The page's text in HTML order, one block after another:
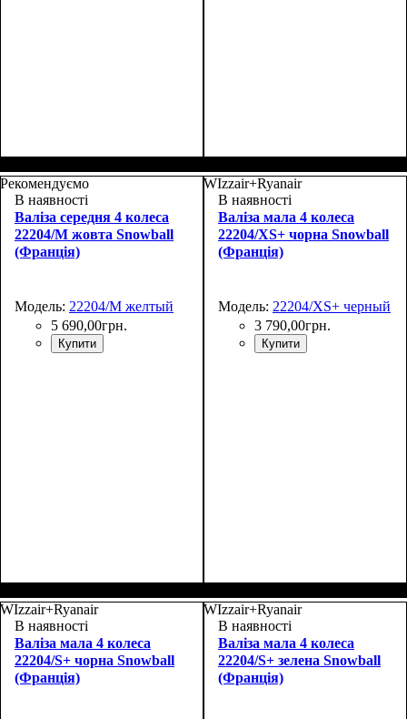
48х30х20+5
55х37х20+5
Рекомендуємо
В наявності
Валіза середня 4 колеса
22204/M жовта Snowball
(Франція)
Модель: 22204/M желтый
5 690,00грн.
Купити
69х43х27+4
WIzzair+Ryanair
В наявності
Валіза мала 4 колеса
22204/XS+ чорна Snowball
(Франція)
Модель: 22204/XS+ черный
3 790,00грн.
Купити
48х30х20+5
WIzzair+Ryanair
В наявності
Валіза мала 4 колеса
22204/S+ чорна Snowball
(Франція)
WIzzair+Ryanair
В наявності
Валіза мала 4 колеса
22204/S+ зелена Snowball
(Франція)